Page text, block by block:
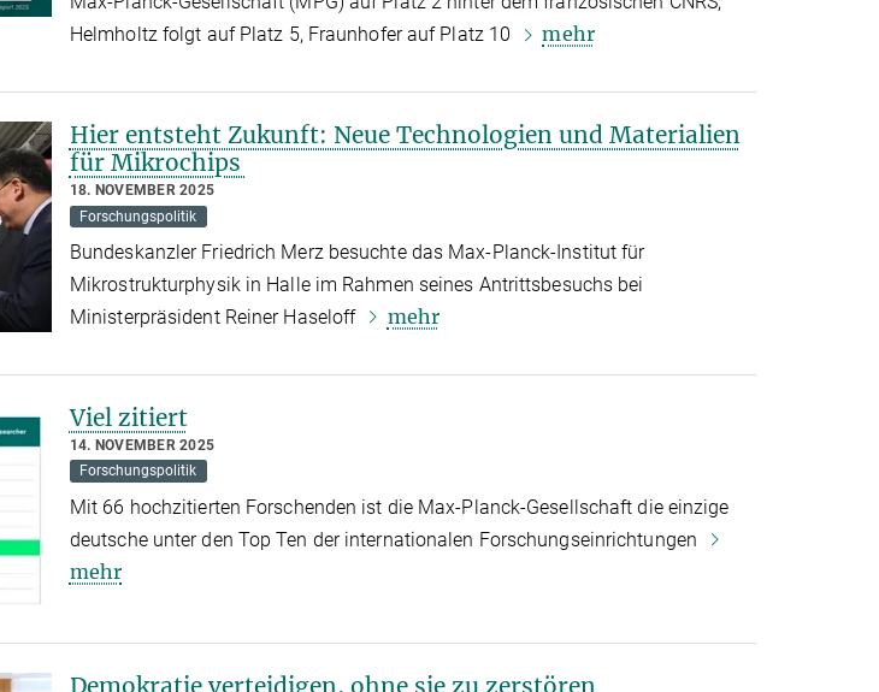
Helmholtz folgt auf Platz 5, Fraunhofer auf Platz 10
mehr
Hier entsteht Zukunft: Neue Technologien und Materialien
für Mikrochips
18. NOVEMBER 2025
Forschungspolitik
Bundeskanzler Friedrich Merz besuchte das Max-Planck-Institut für
Mikrostrukturphysik in Halle im Rahmen seines Antrittsbesuchs bei
Ministerpräsident Reiner Haseloff
mehr
Viel zitiert
14. NOVEMBER 2025
Forschungspolitik
Mit 66 hochzitierten Forschenden ist die Max-Planck-Gesellschaft die einzige
deutsche unter den Top Ten der internationalen Forschungseinrichtungen
mehr